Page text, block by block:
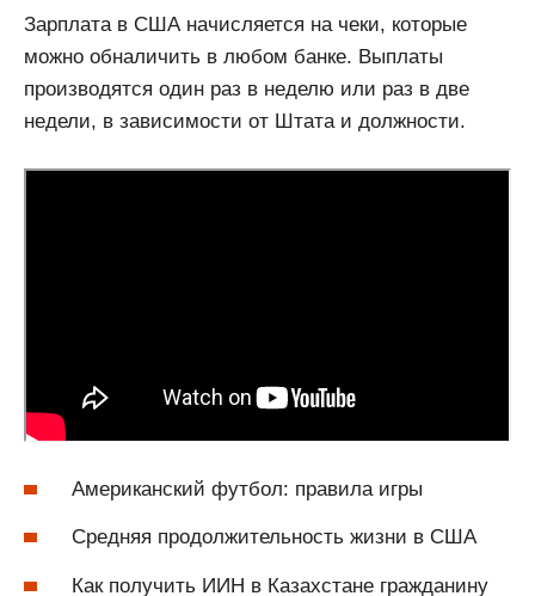
Зарплата в США начисляется на чеки, которые
можно обналичить в любом банке. Выплаты
производятся один раз в неделю или раз в две
недели, в зависимости от Штата и должности.
Американский футбол: правила игры
Средняя продолжительность жизни в США
Как получить ИИН в Казахстане гражданину